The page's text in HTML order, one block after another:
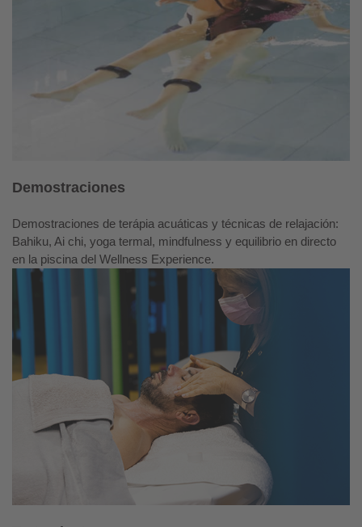
Demostraciones
Demostraciones de terápia acuáticas y técnicas de relajación:
Bahiku, Ai chi, yoga termal, mindfulness y equilibrio en directo
en la piscina del Wellness Experience.